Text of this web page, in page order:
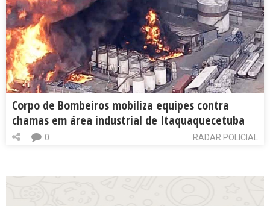
Corpo de Bombeiros mobiliza equipes contra
chamas em área industrial de Itaquaquecetuba
RADAR POLICIAL
0